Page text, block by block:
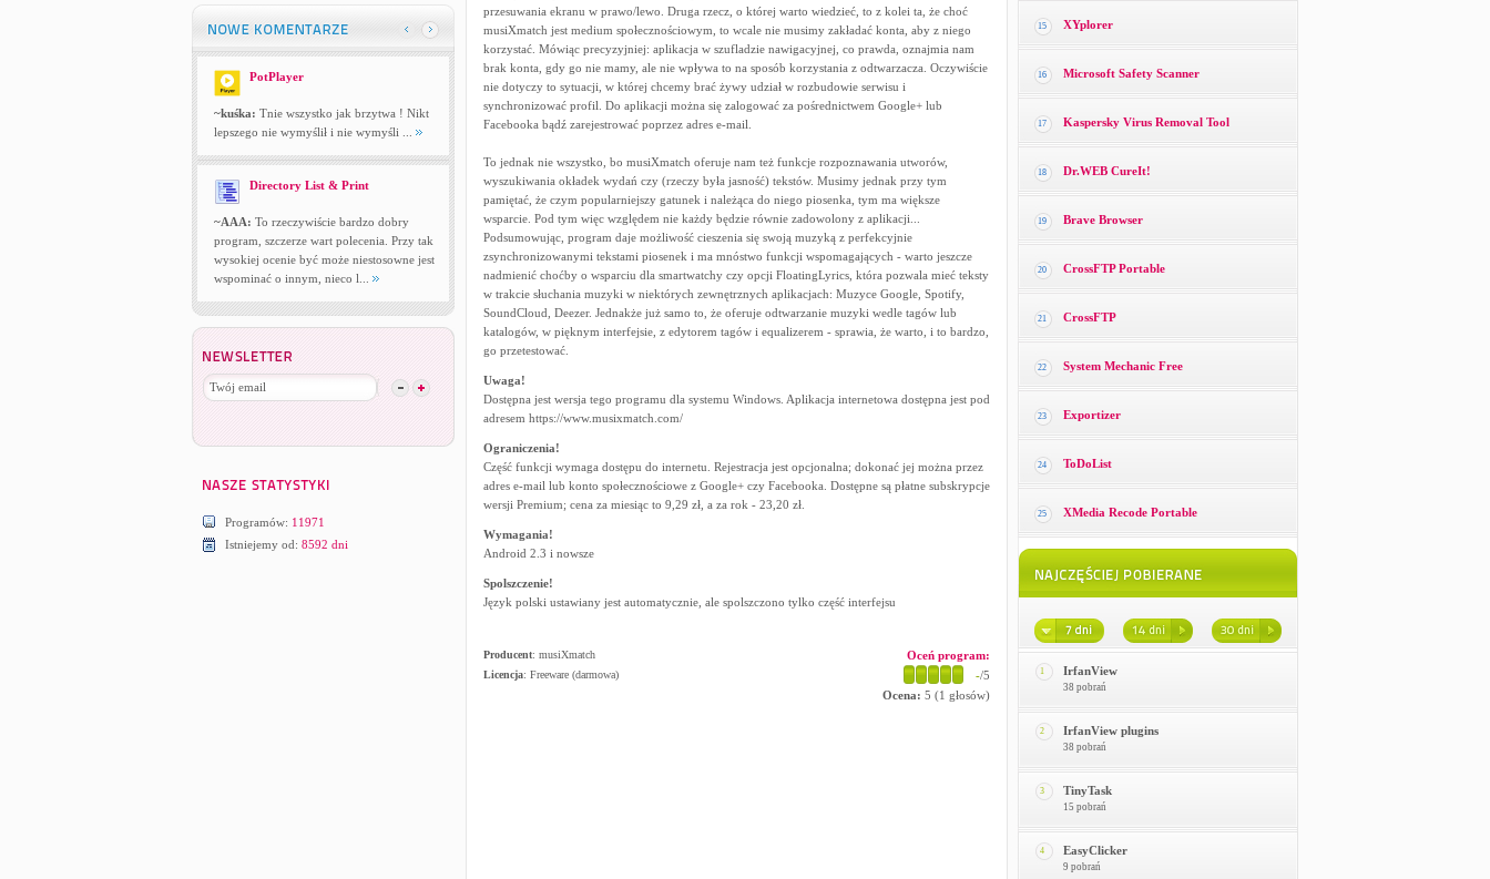
PotPlayer
~kuśka: Tnie wszystko jak brzytwa ! Nikt
lepszego nie wymyślił i nie wymyśli ...
Directory List & Print
~AAA: To rzeczywiście bardzo dobry
program, szczerze wart polecenia. Przy tak
wysokiej ocenie być może niestosowne jest
wspominać o innym, nieco l...
Programów: 11971
Istniejemy od: 8592 dni
przesuwania ekranu w prawo/lewo. Druga rzecz, o której warto wiedzieć, to z kolei ta, że choć
musiXmatch jest medium społecznościowym, to wcale nie musimy zakładać konta, aby z niego
korzystać. Mówiąc precyzyjniej: aplikacja w szufladzie nawigacyjnej, co prawda, oznajmia nam
brak konta, gdy go nie mamy, ale nie wpływa to na sposób korzystania z odtwarzacza. Oczywiście
nie dotyczy to sytuacji, w której chcemy brać żywy udział w rozbudowie serwisu i
synchronizować profil. Do aplikacji można się zalogować za pośrednictwem Google+ lub
Facebooka bądź zarejestrować poprzez adres e-mail.
To jednak nie wszystko, bo musiXmatch oferuje nam też funkcje rozpoznawania utworów,
wyszukiwania okładek wydań czy (rzeczy była jasność) tekstów. Musimy jednak przy tym
pamiętać, że czym popularniejszy gatunek i należąca do niego piosenka, tym ma większe
wsparcie. Pod tym więc względem nie każdy będzie równie zadowolony z aplikacji...
Podsumowując, program daje możliwość cieszenia się swoją muzyką z perfekcyjnie
zsynchronizowanymi tekstami piosenek i ma mnóstwo funkcji wspomagających - warto jeszcze
nadmienić choćby o wsparciu dla smartwatchy czy opcji FloatingLyrics, która pozwala mieć teksty
w trakcie słuchania muzyki w niektórych zewnętrznych aplikacjach: Muzyce Google, Spotify,
SoundCloud, Deezer. Jednakże już samo to, że oferuje odtwarzanie muzyki wedle tagów lub
katalogów, w pięknym interfejsie, z edytorem tagów i equalizerem - sprawia, że warto, i to bardzo,
go przetestować.
Uwaga!
Dostępna jest wersja tego programu dla systemu Windows. Aplikacja internetowa dostępna jest pod
adresem https://www.musixmatch.com/
Ograniczenia!
Część funkcji wymaga dostępu do internetu. Rejestracja jest opcjonalna; dokonać jej można przez
adres e-mail lub konto społecznościowe z Google+ czy Facebooka. Dostępne są płatne subskrypcje
wersji Premium; cena za miesiąc to 9,29 zł, a za rok - 23,20 zł.
Wymagania!
Android 2.3 i nowsze
Spolszczenie!
Język polski ustawiany jest automatycznie, ale spolszczono tylko część interfejsu
Producent: musiXmatch
Licencja: Freeware (darmowa)
Oceń program:
-/5
Ocena: 5 (1 głosów)
15 XYplorer
16 Microsoft Safety Scanner
17 Kaspersky Virus Removal Tool
18 Dr.WEB CureIt!
19 Brave Browser
20 CrossFTP Portable
21 CrossFTP
22 System Mechanic Free
23 Exportizer
24 ToDoList
25 XMedia Recode Portable
1 IrfanView
38 pobrań
2 IrfanView plugins
38 pobrań
3 TinyTask
15 pobrań
4 EasyClicker
9 pobrań